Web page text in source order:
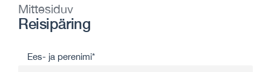
Mittesiduv
Reisipäring
Ees- ja perenimi*